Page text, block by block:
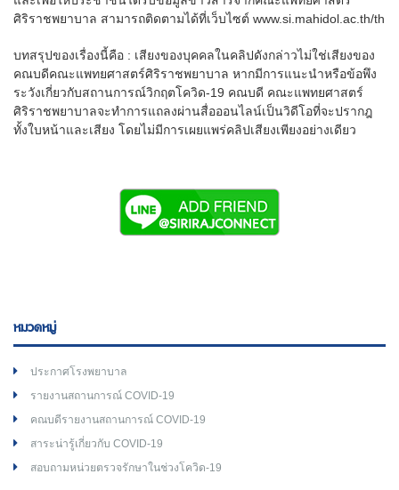
ศิริราชพยาบาล สามารถติดตามได้ที่เว็บไซต์ www.si.mahidol.ac.th/th
บทสรุปของเรื่องนี้คือ : เสียงของบุคคลในคลิปดังกล่าวไม่ใช่เสียงของ
คณบดีคณะแพทยศาสตร์ศิริราชพยาบาล หากมีการแนะนำหรือข้อพึง
ระวังเกี่ยวกับสถานการณ์วิกฤตโควิด-19 คณบดี คณะแพทยศาสตร์
ศิริราชพยาบาลจะทำการแถลงผ่านสื่อออนไลน์เป็นวิดีโอที่จะปรากฎ
ทั้งใบหน้าและเสียง โดยไม่มีการเผยแพร่คลิปเสียงเพียงอย่างเดียว
หมวดหมู่
ประกาศโรงพยาบาล
รายงานสถานการณ์ COVID-19
คณบดีรายงานสถานการณ์ COVID-19
สาระน่ารู้เกี่ยวกับ COVID-19
สอบถามหน่วยตรวจรักษาในช่วงโควิด-19